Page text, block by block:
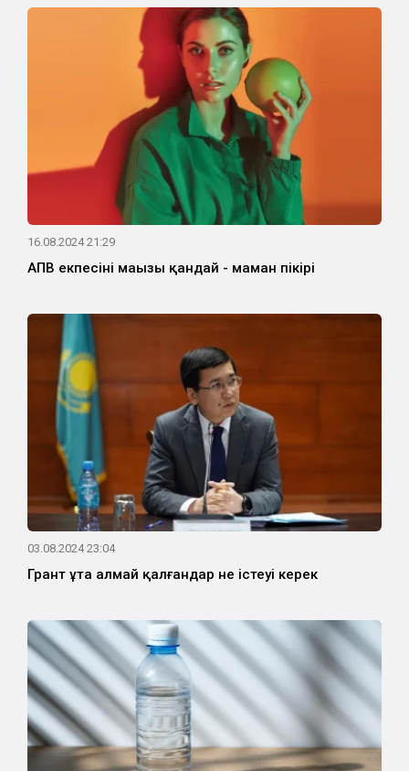
16.08.2024 21:29
АПВ екпесінің маңызы қандай - маман пікірі
03.08.2024 23:04
Грант ұта алмай қалғандар не істеуі керек